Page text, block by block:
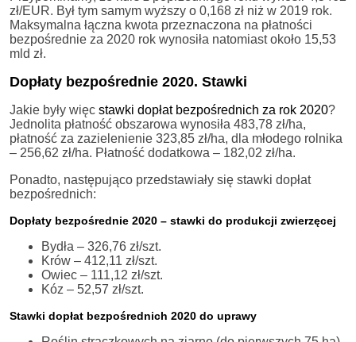
zł/EUR. Był tym samym wyższy o 0,168 zł niż w 2019 rok.
Maksymalna łączna kwota przeznaczona na płatności
bezpośrednie za 2020 rok wynosiła natomiast około 15,53
mld zł.
Dopłaty bezpośrednie 2020. Stawki
Jakie były więc stawki dopłat bezpośrednich za rok 2020?
Jednolita płatność obszarowa wynosiła 483,78 zł/ha,
płatność za zazielenienie 323,85 zł/ha, dla młodego rolnika
– 256,62 zł/ha. Płatność dodatkowa – 182,02 zł/ha.
Ponadto, następująco przedstawiały się stawki dopłat
bezpośrednich:
Dopłaty bezpośrednie 2020 – stawki do produkcji zwierzęcej
Bydła – 326,76 zł/szt.
Krów – 412,11 zł/szt.
Owiec – 111,12 zł/szt.
Kóz – 52,57 zł/szt.
Stawki dopłat bezpośrednich 2020 do uprawy